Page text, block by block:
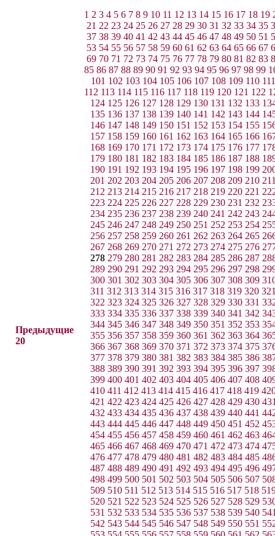
Предыдущие
20
1 2 3 4 5 6 7 8 9 10 11 12 13 14 15 16 17 18 19
21 22 23 24 25 26 27 28 29 30 31 32 33 34 35
37 38 39 40 41 42 43 44 45 46 47 48 49 50 51
53 54 55 56 57 58 59 60 61 62 63 64 65 66 67
69 70 71 72 73 74 75 76 77 78 79 80 81 82 83
85 86 87 88 89 90 91 92 93 94 95 96 97 98 99
101 102 103 104 105 106 107 108 109 110 111
112 113 114 115 116 117 118 119 120 121 122
124 125 126 127 128 129 130 131 132 133
135 136 137 138 139 140 141 142 143 144
146 147 148 149 150 151 152 153 154 155
157 158 159 160 161 162 163 164 165 166
168 169 170 171 172 173 174 175 176 177
179 180 181 182 183 184 185 186 187 188
190 191 192 193 194 195 196 197 198 199
201 202 203 204 205 206 207 208 209 210
212 213 214 215 216 217 218 219 220 221
223 224 225 226 227 228 229 230 231 232
234 235 236 237 238 239 240 241 242 243
245 246 247 248 249 250 251 252 253 254
256 257 258 259 260 261 262 263 264 265
267 268 269 270 271 272 273 274 275 276
278 279 280 281 282 283 284 285 286 287
289 290 291 292 293 294 295 296 297 298
300 301 302 303 304 305 306 307 308 309
311 312 313 314 315 316 317 318 319 320
322 323 324 325 326 327 328 329 330 331
333 334 335 336 337 338 339 340 341 342
344 345 346 347 348 349 350 351 352 353
355 356 357 358 359 360 361 362 363 364
366 367 368 369 370 371 372 373 374 375
377 378 379 380 381 382 383 384 385 386
388 389 390 391 392 393 394 395 396 397
399 400 401 402 403 404 405 406 407 408
410 411 412 413 414 415 416 417 418 419
421 422 423 424 425 426 427 428 429 430
432 433 434 435 436 437 438 439 440 441
443 444 445 446 447 448 449 450 451 452
454 455 456 457 458 459 460 461 462 463
465 466 467 468 469 470 471 472 473 474
476 477 478 479 480 481 482 483 484 485
487 488 489 490 491 492 493 494 495 496
498 499 500 501 502 503 504 505 506 507
509 510 511 512 513 514 515 516 517 518
520 521 522 523 524 525 526 527 528 529
531 532 533 534 535 536 537 538 539 540
542 543 544 545 546 547 548 549 550 551